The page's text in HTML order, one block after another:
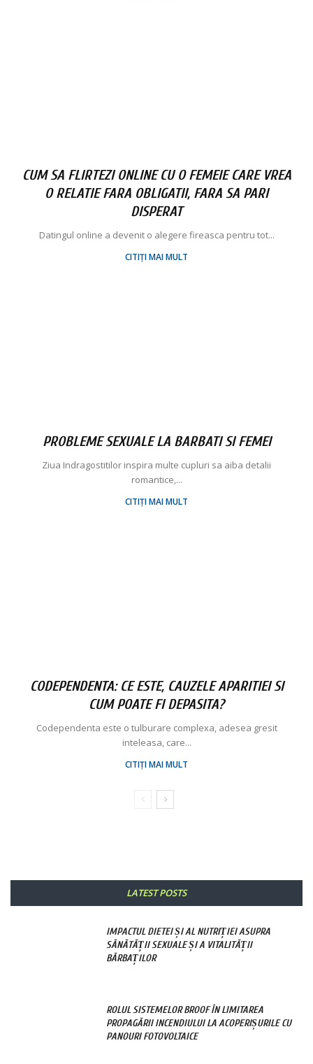
CUM SA FLIRTEZI ONLINE CU O FEMEIE CARE VREA
O RELATIE FARA OBLIGATII, FARA SA PARI
DISPERAT
Datingul online a devenit o alegere fireasca pentru tot...
CITIȚI MAI MULT
PROBLEME SEXUALE LA BARBATI SI FEMEI
Ziua Indragostitilor inspira multe cupluri sa aiba detalii
romantice,...
CITIȚI MAI MULT
CODEPENDENTA: CE ESTE, CAUZELE APARITIEI SI
CUM POATE FI DEPASITA?
Codependenta este o tulburare complexa, adesea gresit
inteleasa, care...
CITIȚI MAI MULT
LATEST POSTS
IMPACTUL DIETEI ȘI AL NUTRIȚIEI ASUPRA
SĂNĂTĂȚII SEXUALE ȘI A VITALITĂȚII
BĂRBAȚILOR
ROLUL SISTEMELOR BROOF ÎN LIMITAREA
PROPAGĂRII INCENDIULUI LA ACOPERIȘURILE CU
PANOURI FOTOVOLTAICE